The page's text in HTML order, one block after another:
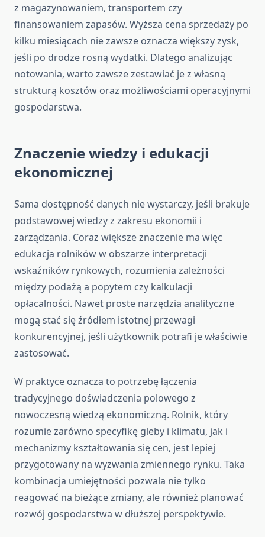
z magazynowaniem, transportem czy
finansowaniem zapasów. Wyższa cena sprzedaży po
kilku miesiącach nie zawsze oznacza większy zysk,
jeśli po drodze rosną wydatki. Dlatego analizując
notowania, warto zawsze zestawiać je z własną
strukturą kosztów oraz możliwościami operacyjnymi
gospodarstwa.
Znaczenie wiedzy i edukacji
ekonomicznej
Sama dostępność danych nie wystarczy, jeśli brakuje
podstawowej wiedzy z zakresu ekonomii i
zarządzania. Coraz większe znaczenie ma więc
edukacja rolników w obszarze interpretacji
wskaźników rynkowych, rozumienia zależności
między podażą a popytem czy kalkulacji
opłacalności. Nawet proste narzędzia analityczne
mogą stać się źródłem istotnej przewagi
konkurencyjnej, jeśli użytkownik potrafi je właściwie
zastosować.
W praktyce oznacza to potrzebę łączenia
tradycyjnego doświadczenia polowego z
nowoczesną wiedzą ekonomiczną. Rolnik, który
rozumie zarówno specyfikę gleby i klimatu, jak i
mechanizmy kształtowania się cen, jest lepiej
przygotowany na wyzwania zmiennego rynku. Taka
kombinacja umiejętności pozwala nie tylko
reagować na bieżące zmiany, ale również planować
rozwój gospodarstwa w dłuższej perspektywie.